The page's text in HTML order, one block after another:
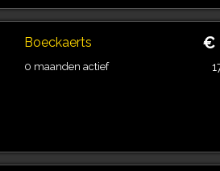
Boeckaerts
0 maanden actief
€